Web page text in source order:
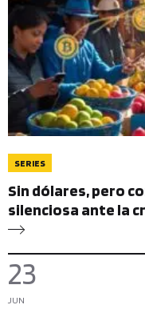
SERIES
Sin dólares, pero
silenciosa ante la
23
JUN